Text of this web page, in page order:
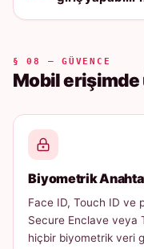
§ 08 — GÜVENCE
Mobil erişimde
Biyometrik
Face ID, Touch ID ve
Secure Enclave veya
hiçbir biyometrik veri